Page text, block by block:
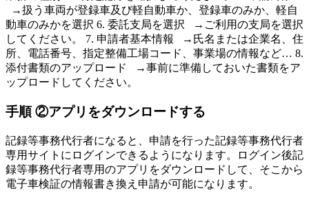
→扱う車両が登録車及び軽自動車か、登録車のみか、軽自
動車のみかを選択 6. 委託支局を選択 →ご利用の支局を選択
してください。 7. 申請者基本情報 →氏名または企業名、住
所、電話番号、指定整備工場コード、事業場の情報など… 8.
添付書類のアップロード →事前に準備しておいた書類をア
ップロードしてください。
手順 ②アプリをダウンロードする
記録等事務代行者になると、申請を行った記録等事務代行者
専用サイトにログインできるようになります。ログイン後記
録等事務代行者専用のアプリをダウンロードして、そこから
電子車検証の情報書き換え申請が可能になります。